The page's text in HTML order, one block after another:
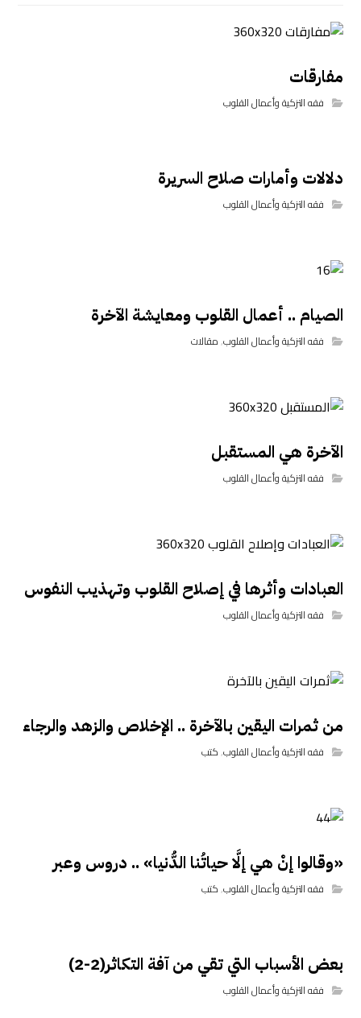
مفارقات
فقه التزكية وأعمال القلوب
دلالات وأمارات صلاح السريرة
فقه التزكية وأعمال القلوب
الصيام .. أعمال القلوب ومعايشة الآخرة
فقه التزكية وأعمال القلوب,مقالات
الآخرة هي المستقبل
فقه التزكية وأعمال القلوب
العبادات وأثرها في إصلاح القلوب وتهذيب النفوس
فقه التزكية وأعمال القلوب
من ثمرات اليقين بالآخرة .. الإخلاص والزهد والرجاء
فقه التزكية وأعمال القلوب,كتب
«وقالوا إنْ هي إلَّا حياتُنا الدُّنيا» .. دروس وعبر
فقه التزكية وأعمال القلوب,كتب
بعض الأسباب التي تقي من آفة التكاثر(2-2)
فقه التزكية وأعمال القلوب